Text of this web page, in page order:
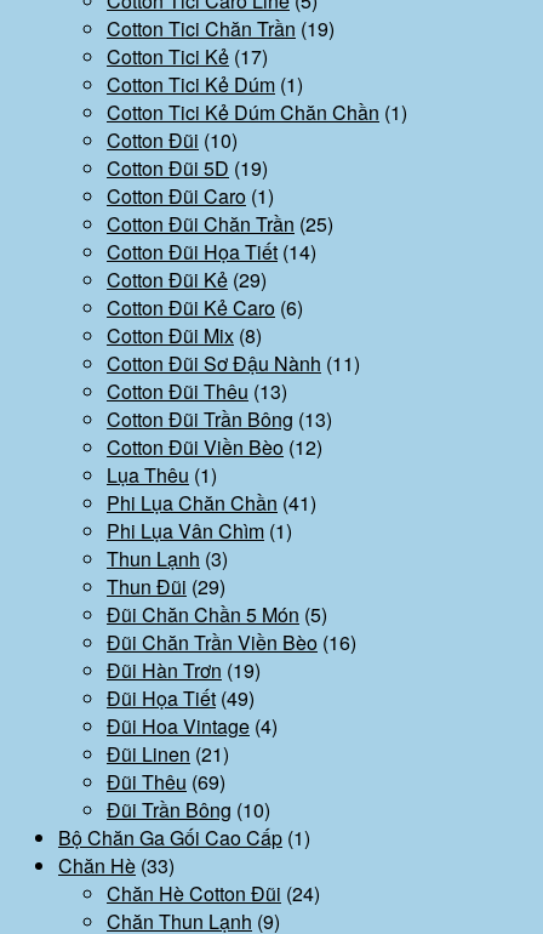
Cotton Tici Chăn Trần (19)
Cotton Tici Kẻ (17)
Cotton Tici Kẻ Dúm (1)
Cotton Tici Kẻ Dúm Chăn Chần (1)
Cotton Đũi (10)
Cotton Đũi 5D (19)
Cotton Đũi Caro (1)
Cotton Đũi Chăn Trần (25)
Cotton Đũi Họa Tiết (14)
Cotton Đũi Kẻ (29)
Cotton Đũi Kẻ Caro (6)
Cotton Đũi Mix (8)
Cotton Đũi Sơ Đậu Nành (11)
Cotton Đũi Thêu (13)
Cotton Đũi Trần Bông (13)
Cotton Đũi Viền Bèo (12)
Lụa Thêu (1)
Phi Lụa Chăn Chần (41)
Phi Lụa Vân Chìm (1)
Thun Lạnh (3)
Thun Đũi (29)
Đũi Chăn Chần 5 Món (5)
Đũi Chăn Trần Viền Bèo (16)
Đũi Hàn Trơn (19)
Đũi Họa Tiết (49)
Đũi Hoa Vintage (4)
Đũi Linen (21)
Đũi Thêu (69)
Đũi Trần Bông (10)
Bộ Chăn Ga Gối Cao Cấp (1)
Chăn Hè (33)
Chăn Hè Cotton Đũi (24)
Chăn Thun Lạnh (9)